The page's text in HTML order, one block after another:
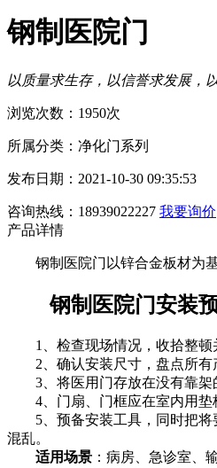
钢制医院门
以质量求生存，以信誉求发展，
浏览次数：1950次
所属分类：净化门系列
发布日期：2021-10-30 09:35:53
咨询热线：18939022227 我要询价
产品详情
钢制医院门以锌合金板材为
钢制医院门安装预
1、检查现场情况，收拾整顿
2、确认安装尺寸，盘点所有
3、将医用门存放在没有靠架
4、门扇、门框应在室内用垫
5、预备安装工具，同时把将要
混乱。
适用场景 ：病房、急诊室、